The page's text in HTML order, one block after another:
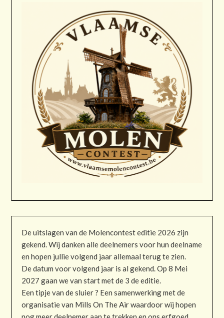
De uitslagen van de Molencontest editie 2026 zijn
gekend. Wij danken alle deelnemers voor hun deelname
en hopen jullie volgend jaar allemaal terug te zien.
De datum voor volgend jaar is al gekend. Op 8 Mei
2027 gaan we van start met de 3 de editie.
Een tipje van de sluier ? Een samenwerking met de
organisatie van Mills On The Air waardoor wij hopen